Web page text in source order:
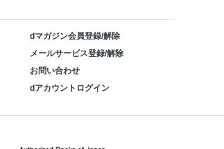
dマガジン会員登録/解除
メールサービス登録/解除
お問い合わせ
dアカウントログイン